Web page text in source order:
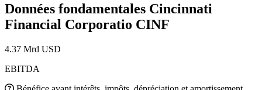
Données fondamentales Cincinnati
Financial Corporatio CINF
4.37 Mrd USD
EBITDA